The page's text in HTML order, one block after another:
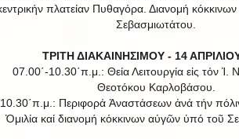
πλατείαν Πυθαγόρα. Διανομή
Σεβασμιωτάτου.
ΤΡΙΤΗ ΔΙΑΚΑΙΝΗΣΙΜΟΥ - 14
07.00΄-10.30΄π.μ.: Θεία Λειτουργία εἰς τόν Ἱ.
Θεοτόκου Καρλοβάσου.
10.30΄π.μ.: Περιφορά Ἀναστάσεων ἀνά τήν
Ὁμιλία καί διανομή κόκκινων αὐγῶν ὑπό τοῦ